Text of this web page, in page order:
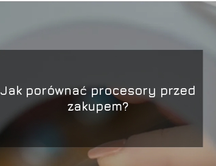
Jak porównać procesory przed
zakupem?